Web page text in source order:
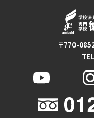
〒770-